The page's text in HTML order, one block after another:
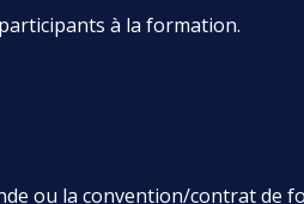
à la formation.
ou la convention/contrat de